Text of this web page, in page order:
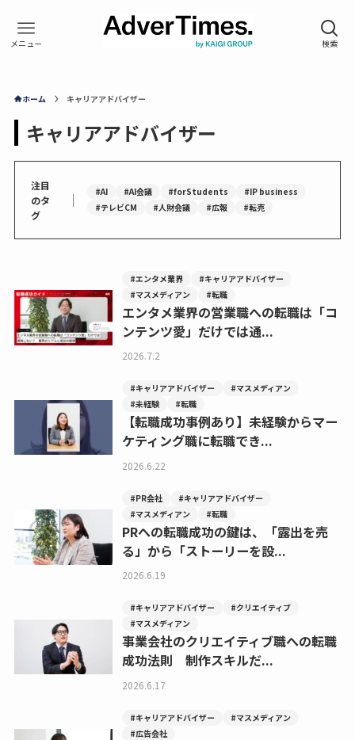
ホーム キャリアアドバイザー
キャリアアドバイザー
注目
のタ
グ
｜ #AI #AI会議 #forStudents
#IP business
#テレビCM
#人財会議 #広報 #転売
#エンタメ業界
#キャリアアドバイザー
#マスメディアン
#転職
エンタメ業界の営業職への転職は「コ
ンテンツ愛」だけでは通...
2026.7.2
#キャリアアドバイザー
#マスメディアン
#未経験
#転職
【転職成功事例あり】未経験からマー
ケティング職に転職でき...
2026.6.22
#PR会社
#キャリアアドバイザー
#マスメディアン
#転職
PRへの転職成功の鍵は、「露出を売
る」から「ストーリーを設...
2026.6.19
#キャリアアドバイザー
#クリエイティブ
#マスメディアン
事業会社のクリエイティブ職への転職
成功法則 制作スキルだ...
2026.6.17
#キャリアアドバイザー
#マスメディアン
#広告会社